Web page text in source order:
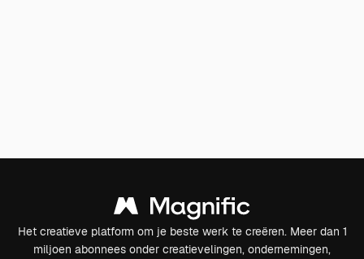
Het creatieve platform om je beste werk te creëren. Meer dan 1
miljoen abonnees onder creatievelingen, ondernemingen,